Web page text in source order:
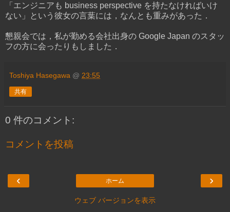
「エンジニアも business perspective を持たなければいけ
ない」という彼女の言葉には，なんとも重みがあった．
懇親会では，私が勤める会社出身の Google Japan のスタッ
フの方に会ったりもしました．
Toshiya Hasegawa @ 23:55
共有
0 件のコメント:
コメントを投稿
‹ ›
ホーム
ウェブ バージョンを表示